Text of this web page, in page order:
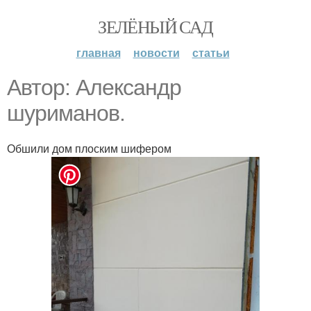
ЗЕЛЁНЫЙ САД
главная новости статьи
Автор: Александр
шуриманов.
Обшили дом плоским шифером